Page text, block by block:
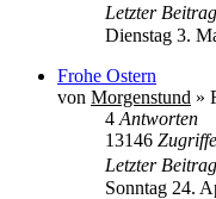
Letzter Beitrag
Dienstag 3.
Frohe Ostern
von Morgenstund »
4 Antworten
13146 Zugriffe
Letzter Beitrag
Sonntag 24.